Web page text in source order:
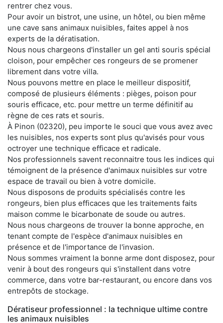
rentrer chez vous.
Pour avoir un bistrot, une usine, un hôtel, ou bien même
une cave sans animaux nuisibles, faites appel à nos
experts de la dératisation.
Nous nous chargeons d'installer un gel anti souris spécial
cloison, pour empêcher ces rongeurs de se promener
librement dans votre villa.
Nous pouvons mettre en place le meilleur dispositif,
composé de plusieurs éléments : pièges, poison pour
souris efficace, etc. pour mettre un terme définitif au
règne de ces rats et souris.
À Pinon (02320), peu importe le souci que vous avez avec
les nuisibles, nos experts sont plus qu'avisés pour vous
octroyer une technique efficace et radicale.
Nos professionnels savent reconnaitre tous les indices qui
témoignent de la présence d'animaux nuisibles sur votre
espace de travail ou bien à votre domicile.
Nous disposons de produits spécialisés contre les
rongeurs, bien plus efficaces que les traitements faits
maison comme le bicarbonate de soude ou autres.
Nous nous chargeons de trouver la bonne approche, en
tenant compte de l'espèce d'animaux nuisibles en
présence et de l'importance de l'invasion.
Nous sommes vraiment la bonne arme dont disposez, pour
venir à bout des rongeurs qui s'installent dans votre
commerce, dans votre bar-restaurant, ou encore dans vos
entrepôts de stockage.
Dératiseur professionnel : la technique ultime contre
les animaux nuisibles